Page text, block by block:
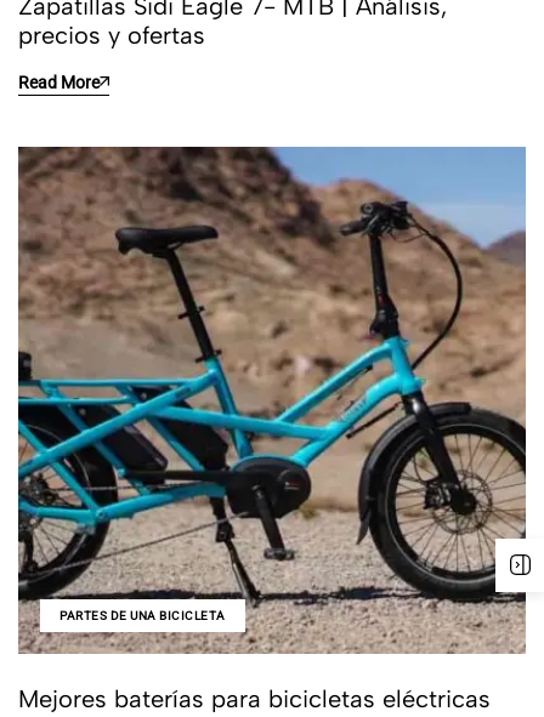
Zapatillas Sidi Eagle 7- MTB | Análisis,
precios y ofertas
Read More
PARTES DE UNA BICICLETA
Mejores baterías para bicicletas eléctricas